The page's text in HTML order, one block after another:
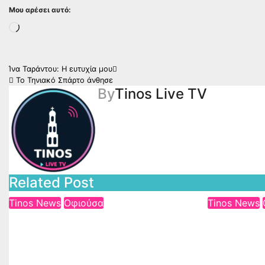
Μου αρέσει αυτό:
Loading…
Πλοήγηση
άρθρων
Ίνα Ταράντου: Η ευτυχία μου
Το Τηνιακό Σπάρτο άνθησε
ByTinos Live TV
Related Post
Tinos News Οφιούσα Tinos News